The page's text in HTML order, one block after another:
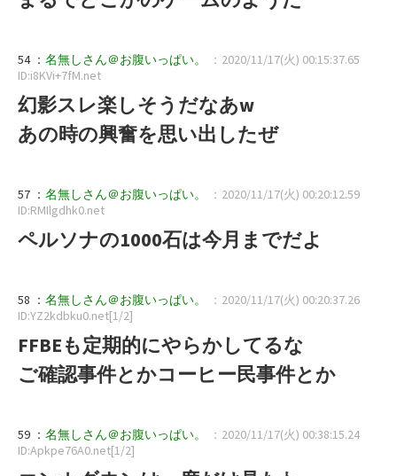
54 ： 名無しさん＠お腹いっぱい。
：2020/11/17(火) 00:15:37.65
ID:i8KVi+7fM.net
幻影スレ楽しそうだなあw
あの時の興奮を思い出したぜ
57 ： 名無しさん＠お腹いっぱい。
：2020/11/17(火) 00:20:12.59
ID:RMIlgdhk0.net
ペルソナの1000石は今月までだよ
58 ： 名無しさん＠お腹いっぱい。
：2020/11/17(火) 00:20:37.26
ID:YZ2kdbku0.net[1/2]
FFBEも定期的にやらかしてるな
ご確認事件とかコーヒー民事件とか
59 ： 名無しさん＠お腹いっぱい。
：2020/11/17(火) 00:38:15.24
ID:Apkpe76A0.net[1/2]